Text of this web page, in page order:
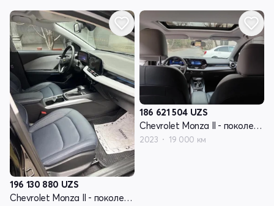
196 130 880 UZS
Chevrolet Monza II - поколение рестайлинг
186 621 504 UZS
Chevrolet Monza II - поколение рестайлинг
2023 19 000 км